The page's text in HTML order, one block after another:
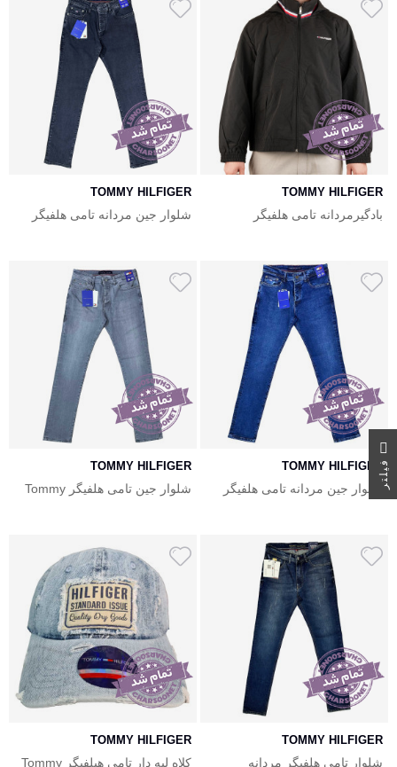
TOMMY HILFIGER
بادگیرمردانه تامی هلفیگر
TOMMY HILFIGER
شلوار جین مردانه تامی هلفیگر
TOMMY HILFIGER
شلوار جین مردانه تامی هلفیگر
TOMMY HILFIGER
شلوار جین تامی هلفیگر Tommy
TOMMY HILFIGER
شلوار تامی هلفیگر مردانه
TOMMY HILFIGER
کلاه لبه دار تامی هیلفیگر Tommy
ف
ی
ل
ت